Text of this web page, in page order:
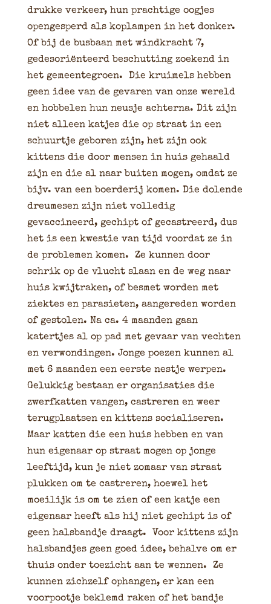
drukke verkeer, hun prachtige oogjes
opengesperd als koplampen in het donker.
Of bij de busbaan met windkracht 7,
gedesoriënteerd beschutting zoekend in
het gemeentegroen. Die kruimels hebben
geen idee van de gevaren van onze wereld
en hobbelen hun neusje achterna. Dit zijn
niet alleen katjes die op straat in een
schuurtje geboren zijn, het zijn ook
kittens die door mensen in huis gehaald
zijn en die al naar buiten mogen, omdat ze
bijv. van een boerderij komen. Die dolende
dreumesen zijn niet volledig
gevaccineerd, gechipt of gecastreerd, dus
het is een kwestie van tijd voordat ze in
de problemen komen. Ze kunnen door
schrik op de vlucht slaan en de weg naar
huis kwijtraken, of besmet worden met
ziektes en parasieten, aangereden worden
of gestolen. Na ca. 4 maanden gaan
katertjes al op pad met gevaar van vechten
en verwondingen. Jonge poezen kunnen al
met 6 maanden een eerste nestje werpen.
Gelukkig bestaan er organisaties die
zwerfkatten vangen, castreren en weer
terugplaatsen en kittens socialiseren.
Maar katten die een huis hebben en van
hun eigenaar op straat mogen op jonge
leeftijd, kun je niet zomaar van straat
plukken om te castreren, hoewel het
moeilijk is om te zien of een katje een
eigenaar heeft als hij niet gechipt is of
geen halsbandje draagt. Voor kittens zijn
halsbandjes geen goed idee, behalve om er
thuis onder toezicht aan te wennen. Ze
kunnen zichzelf ophangen, er kan een
voorpootje beklemd raken of het bandje